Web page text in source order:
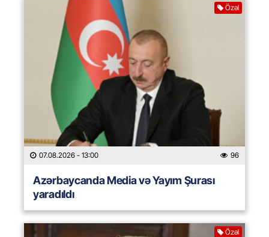
Özəl
07.08.2026 - 13:00 96
Azərbaycanda Media və Yayım Şurası
yaradıldı
Özəl